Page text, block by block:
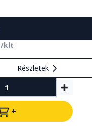
klt
Részletek
+